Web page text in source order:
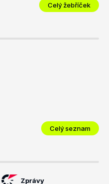
Celý žebříček
Celý seznam
Zprávy